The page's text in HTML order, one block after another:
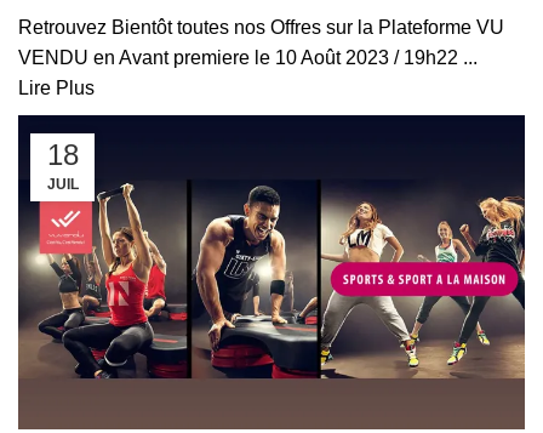
Retrouvez Bientôt toutes nos Offres sur la Plateforme VU
VENDU en Avant premiere le 10 Août 2023 / 19h22 ...
Lire Plus
18
JUIL